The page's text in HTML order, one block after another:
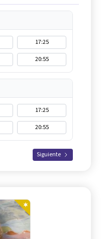
17:25
20:55
17:25
20:55
Siguiente